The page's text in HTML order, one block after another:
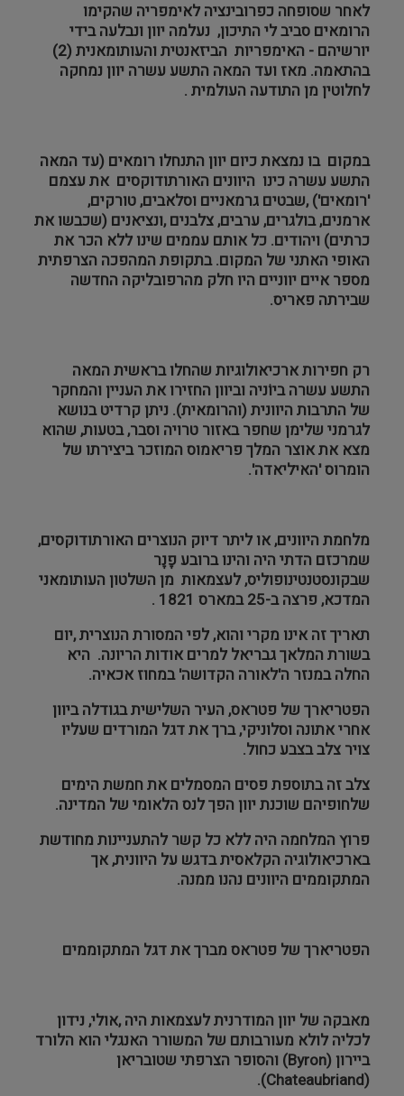
לאחר שסופחה כפרובינציה לאימפריה שהקימו
הרומאים סביב לי התיכון, נעלמה יוון ונבלעה בידי
יורשיהם - האימפריות הביזאנטית והעותומאנית (2)
בהתאמה. מאז ועד המאה התשע עשרה יוון נמחקה
לחלוטין מן התודעה העולמית .
במקום בו נמצאת כיום יוון התנחלו רומאים (עד המאה
התשע עשרה כינו היוונים האורתודוקסים את עצמם
'רומאים') ,שבטים גרמאניים וסלאבים, טורקים,
ארמנים, בולגרים, ערבים, צלבנים ,ונציאנים (שכבשו את
כרתים) ויהודים. כל אותם עממים שינו ללא הכר את
האופי האתני של המקום. בתקופת המהפכה הצרפתית
מספר איים יווניים היו חלק מהרפובליקה החדשה
שבירתה פאריס.
רק חפירות ארכיאולוגיות שהחלו בראשית המאה
התשע עשרה ביוֹניה וביוון החזירו את העניין והמחקר
של התרבות היוונית (והרומאית). ניתן קרדיט בנושא
לגרמני שלימן שחפר באזור טרויה וסבר, בטעות, שהוא
מצא את אוצר המלך פריאמוס המוזכר ביצירתו של
הומרוס 'האיליאדה'.
מלחמת היוונים, או ליתר דיוק הנוצרים האורתודוקסים,
שמרכזם הדתי היה והינו ברובע פָנָר
שבקונסטנטינופוליס, לעצמאות מן השלטון העותומאני
המדכא, פרצה ב-25 במארס 1821 .
תאריך זה אינו מקרי והוא, לפי המסורת הנוצרית ,יום
בשורת המלאך גבריאל למרים אודות הריונה. היא
החלה במנזר ה'לאורה הקדושה' במחוז אכאיה.
הפטריארך של פטראס, העיר השלישית בגודלה ביוון
אחרי אתונה וסלוניקי, ברך את דגל המורדים שעליו
צויר צלב בצבע כחול.
צלב זה בתוספת פסים המסמלים את חמשת הימים
שלחופיהם שוכנת יוון הפך לנס הלאומי של המדינה.
פרוץ המלחמה היה ללא כל קשר להתעניינות מחודשת
בארכיאולוגיה הקלאסית בדגש על היוונית, אך
המתקוממים היוונים נהנו ממנה.
הפטריארך של פטראס מברך את דגל המתקוממים
מאבקה של יוון המודרנית לעצמאות היה ,אולי, נידון
לכליה לולא מעורבותם של המשורר האנגלי הוא הלורד
ביירון (Byron) והסופר הצרפתי שטובריאן
(
Chateaubriand
).